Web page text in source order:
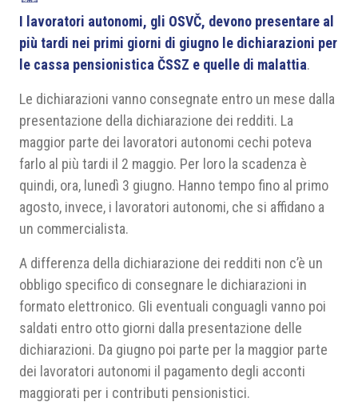
Area riservata
I lavoratori autonomi, gli OSVČ, devono presentare al
più tardi nei primi giorni di giugno le dichiarazioni per
le cassa pensionistica ČSSZ e quelle di malattia.
Le dichiarazioni vanno consegnate entro un mese dalla
presentazione della dichiarazione dei redditi. La
maggior parte dei lavoratori autonomi cechi poteva
farlo al più tardi il 2 maggio. Per loro la scadenza è
quindi, ora, lunedì 3 giugno. Hanno tempo fino al primo
agosto, invece, i lavoratori autonomi, che si affidano a
un commercialista.
A differenza della dichiarazione dei redditi non c’è un
obbligo specifico di consegnare le dichiarazioni in
formato elettronico. Gli eventuali conguagli vanno poi
saldati entro otto giorni dalla presentazione delle
dichiarazioni. Da giugno poi parte per la maggior parte
dei lavoratori autonomi il pagamento degli acconti
maggiorati per i contributi pensionistici.